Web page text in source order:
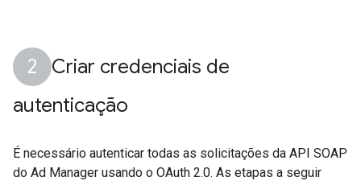
Criar credenciais de
autenticação
É necessário autenticar todas as solicitações da API SOAP
do Ad Manager usando o OAuth 2.0. As etapas a seguir